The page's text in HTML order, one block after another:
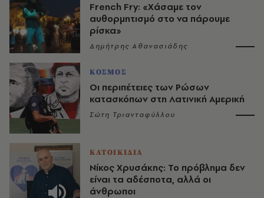
French Fry: «Χάσαμε τον
αυθορμητισμό στο να πάρουμε
ρίσκα»
Δημήτρης Αθανασιάδης
ΚΟΣΜΟΣ
Οι περιπέτειες των Ρώσων
κατασκόπων στη Λατινική Αμερική
Σώτη Τριανταφύλλου
ΚΑΤΟΙΚΙΔΙΑ
Νίκος Χρυσάκης: Το πρόβλημα δεν
είναι τα αδέσποτα, αλλά οι
άνθρωποι